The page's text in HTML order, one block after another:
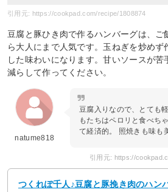
引用元: https://cookpad.com/recipe/1808874
豆腐と豚ひき肉で作るハンバーグは、ご
ら大人にまで人気です。玉ねぎを炒めず
した味わいになります。甘いソースが苦
減らして作ってください。
natume818
豆腐入りなので、とても
もたちはペロリと食べち
て経済的。 照焼きも味も
引用元: https://
つくれぽ千人♪豆腐と豚挽き肉のハン